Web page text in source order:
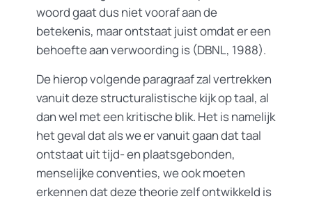
woord gaat dus niet vooraf aan de
betekenis, maar ontstaat juist omdat er een
behoefte aan verwoording is (DBNL, 1988).
De hierop volgende paragraaf zal vertrekken
vanuit deze structuralistische kijk op taal, al
dan wel met een kritische blik. Het is namelijk
het geval dat als we er vanuit gaan dat taal
ontstaat uit tijd- en plaatsgebonden,
menselijke conventies, we ook moeten
erkennen dat deze theorie zelf ontwikkeld is